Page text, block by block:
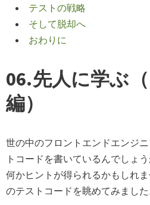
テストの戦略
そして脱却へ
おわりに
06.先人に学ぶ
編）
世の中のフロントエンドエンジ
トコードを書いているんでしょ
何かヒントが得られるかもしれ
のテストコードを眺めてみました